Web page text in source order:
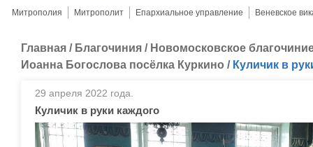
Митрополия Митрополит Епархиальное управление Веневское
Главная / Благочиния / Новомосковское
Иоанна Богослова посёлка Куркино / Куличик в
29 апреля 2022 года.
Куличик в руки каждого